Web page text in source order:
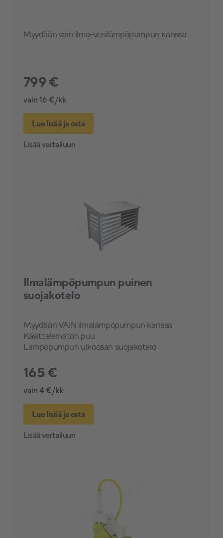
Myydään vain ilma-vesilämpöpumpun kanssa
799 €
vain 16 €/kk
Lue lisää ja osta
Lisää vertailuun
Ilmalämpöpumpun puinen
suojakotelo
Myydään VAIN ilmalämpöpumpun kanssa
Käsittelemätön puu
Lämpöpumpun ulkoosan suojakotelo
165 €
vain 4 €/kk
Lue lisää ja osta
Lisää vertailuun